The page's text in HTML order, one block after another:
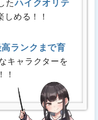
たハイクオリテ
しめる！！
ランクまで育
キャラクターを
！